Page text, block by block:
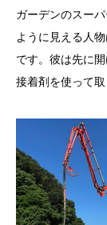
ガーデンのスー
ように見える人
です。彼は先に
接着剤を使って取